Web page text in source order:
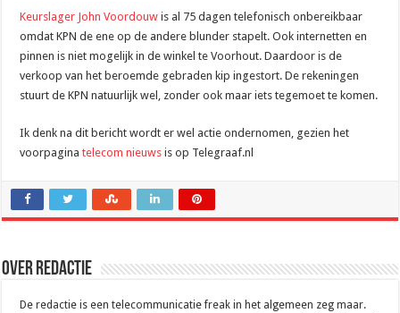
dankzij
Keurslager John Voordouw is al 75 dagen telefonisch onbereikbaar
omdat KPN de ene op de andere blunder stapelt. Ook internetten en
pinnen is niet mogelijk in de winkel te Voorhout. Daardoor is de
verkoop van het beroemde gebraden kip ingestort. De rekeningen
stuurt de KPN natuurlijk wel, zonder ook maar iets tegemoet te komen.
Ik denk na dit bericht wordt er wel actie ondernomen, gezien het
voorpaginatelecom nieuws is op Telegraaf.nl
Over Redactie
De redactie is een telecommunicatie freak in het algemeen zeg maar.